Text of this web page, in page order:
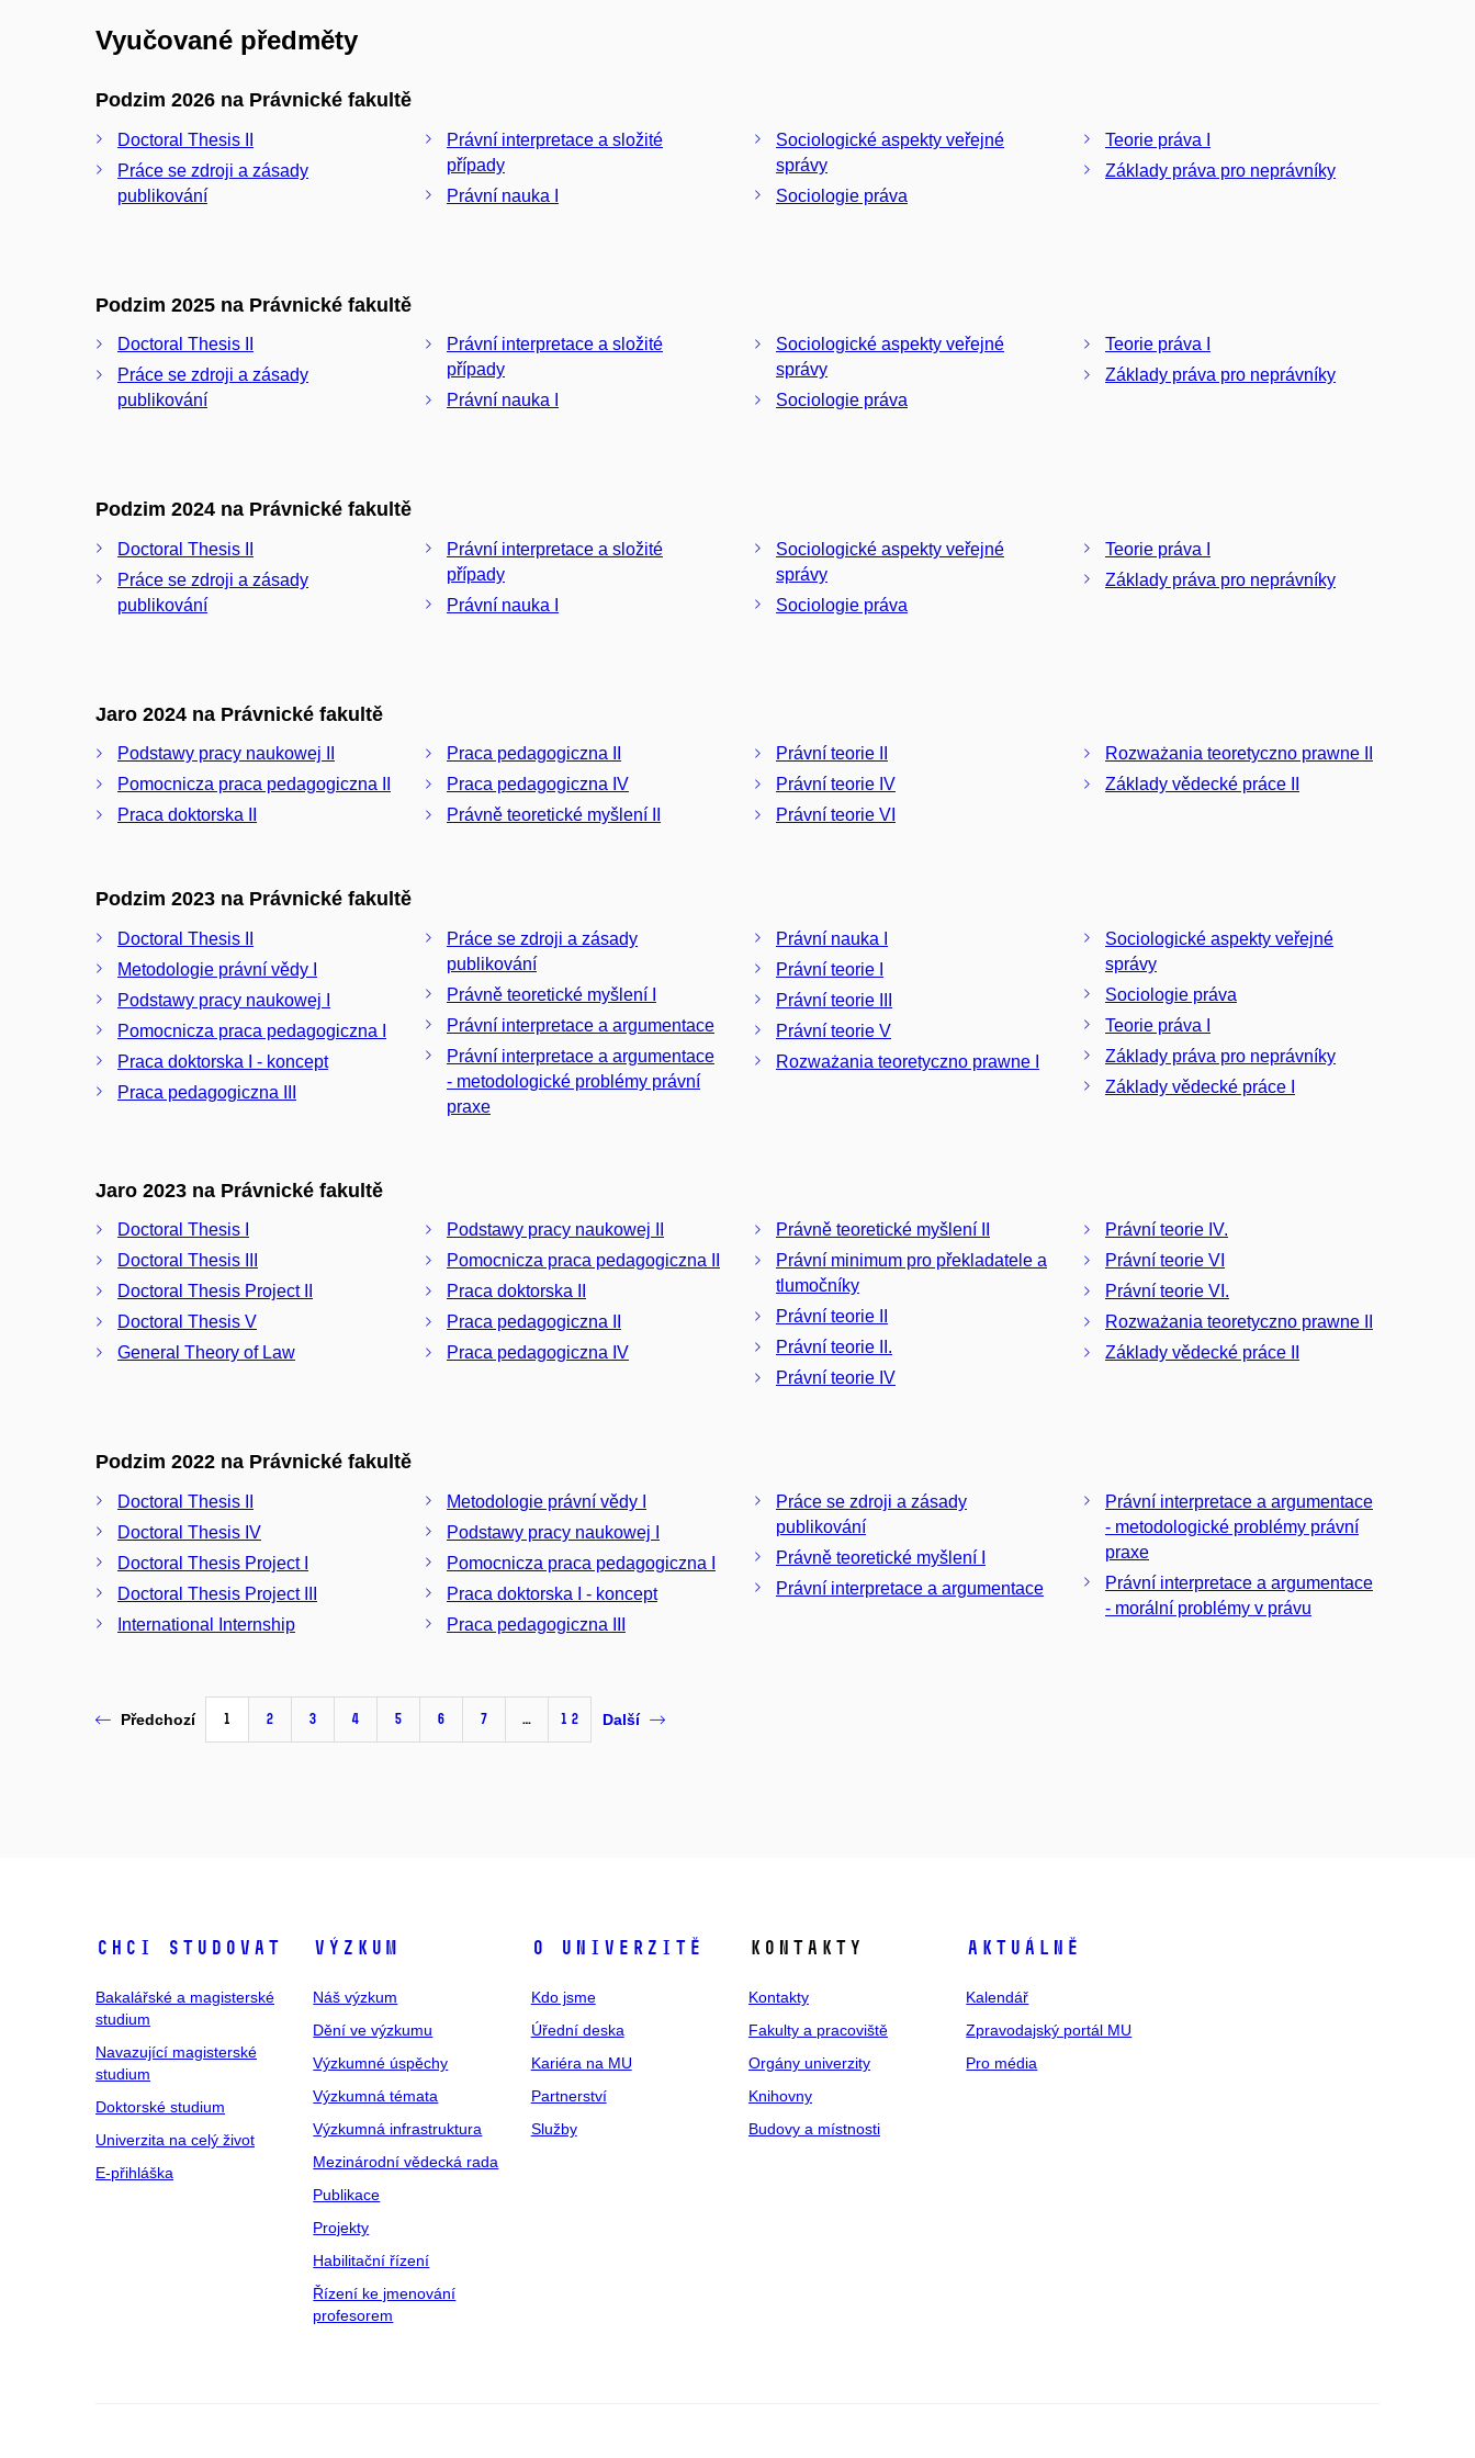
Vyučované předměty
Podzim 2026 na Právnické fakultě
Doctoral Thesis II
Práce se zdroji a zásady
publikování
Právní interpretace a složité
případy
Právní nauka I
Sociologické aspekty veřejné
správy
Sociologie práva
Teorie práva I
Základy práva pro neprávníky
Podzim 2025 na Právnické fakultě
Doctoral Thesis II
Práce se zdroji a zásady
publikování
Právní interpretace a složité
případy
Právní nauka I
Sociologické aspekty veřejné
správy
Sociologie práva
Teorie práva I
Základy práva pro neprávníky
Podzim 2024 na Právnické fakultě
Doctoral Thesis II
Práce se zdroji a zásady
publikování
Právní interpretace a složité
případy
Právní nauka I
Sociologické aspekty veřejné
správy
Sociologie práva
Teorie práva I
Základy práva pro neprávníky
Jaro 2024 na Právnické fakultě
Podstawy pracy naukowej II
Pomocnicza praca pedagogiczna II
Praca doktorska II
Praca pedagogiczna II
Praca pedagogiczna IV
Právně teoretické myšlení II
Právní teorie II
Právní teorie IV
Právní teorie VI
Rozważania teoretyczno prawne II
Základy vědecké práce II
Podzim 2023 na Právnické fakultě
Doctoral Thesis II
Metodologie právní vědy I
Podstawy pracy naukowej I
Pomocnicza praca pedagogiczna I
Praca doktorska I - koncept
Praca pedagogiczna III
Práce se zdroji a zásady
publikování
Právně teoretické myšlení I
Právní interpretace a argumentace
Právní interpretace a argumentace
- metodologické problémy právní
praxe
Právní nauka I
Právní teorie I
Právní teorie III
Právní teorie V
Rozważania teoretyczno prawne I
Sociologické aspekty veřejné
správy
Sociologie práva
Teorie práva I
Základy práva pro neprávníky
Základy vědecké práce I
Jaro 2023 na Právnické fakultě
Doctoral Thesis I
Doctoral Thesis III
Doctoral Thesis Project II
Doctoral Thesis V
General Theory of Law
Podstawy pracy naukowej II
Pomocnicza praca pedagogiczna II
Praca doktorska II
Praca pedagogiczna II
Praca pedagogiczna IV
Právně teoretické myšlení II
Právní minimum pro překladatele a
tlumočníky
Právní teorie II
Právní teorie II.
Právní teorie IV
Právní teorie IV.
Právní teorie VI
Právní teorie VI.
Rozważania teoretyczno prawne II
Základy vědecké práce II
Podzim 2022 na Právnické fakultě
Doctoral Thesis II
Doctoral Thesis IV
Doctoral Thesis Project I
Doctoral Thesis Project III
International Internship
Metodologie právní vědy I
Podstawy pracy naukowej I
Pomocnicza praca pedagogiczna I
Praca doktorska I - koncept
Praca pedagogiczna III
Práce se zdroji a zásady
publikování
Právně teoretické myšlení I
Právní interpretace a argumentace
Právní interpretace a argumentace
- metodologické problémy právní
praxe
Právní interpretace a argumentace
- morální problémy v právu
Předchozí 1 2 3 4 5 6 7 … 12 Další
Chci studovat
Bakalářské a magisterské
studium
Navazující magisterské
studium
Doktorské studium
Univerzita na celý život
E-přihláška
Výzkum
Náš výzkum
Dění ve výzkumu
Výzkumné úspěchy
Výzkumná témata
Výzkumná infrastruktura
Mezinárodní vědecká rada
Publikace
Projekty
Habilitační řízení
Řízení ke jmenování
profesorem
O univerzitě
Kdo jsme
Úřední deska
Kariéra na MU
Partnerství
Služby
Kontakty
Kontakty
Fakulty a pracoviště
Orgány univerzity
Knihovny
Budovy a místnosti
Aktuálně
Kalendář
Zpravodajský portál MU
Pro média